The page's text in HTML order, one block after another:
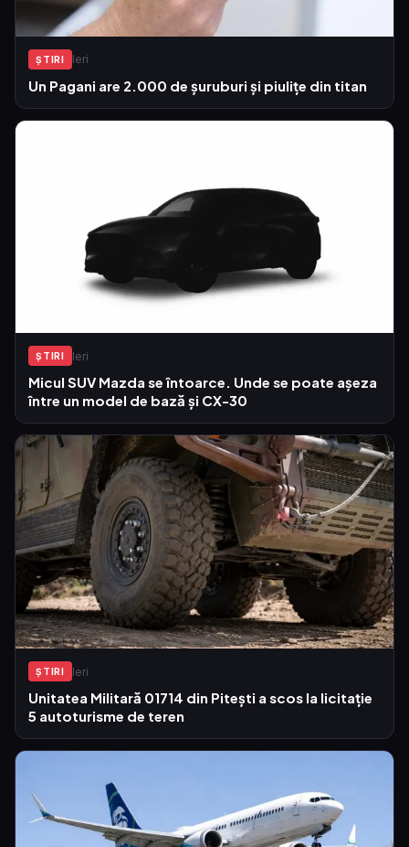
ŞTIRI Ieri
Un Pagani are 2.000 de șuruburi și piulițe din titan
ŞTIRI Ieri
Micul SUV Mazda se întoarce. Unde se poate așeza
între un model de bază și CX-30
ŞTIRI Ieri
Unitatea Militară 01714 din Pitești a scos la licitație
5 autoturisme de teren